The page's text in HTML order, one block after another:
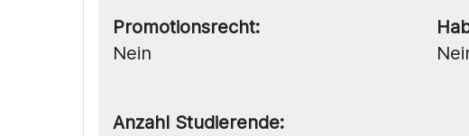
Promotionsrecht:
Nein
Anzahl Studierende: